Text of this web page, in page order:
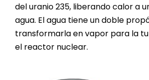
del uranio 235, liberando calor a
agua. El agua tiene un doble
transformarla en vapor para la
el reactor nuclear.